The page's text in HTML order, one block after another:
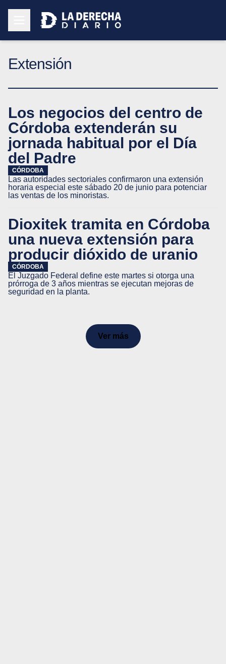
Extensión
Los negocios del centro de
Córdoba extenderán su
jornada habitual por el Día
del Padre
CÓRDOBA
Las autoridades sectoriales confirmaron una extensión
horaria especial este sábado 20 de junio para potenciar
las ventas de los minoristas.
Dioxitek tramita en Córdoba
una nueva extensión para
producir dióxido de uranio
CÓRDOBA
El Juzgado Federal define este martes si otorga una
prórroga de 3 años mientras se ejecutan mejoras de
seguridad en la planta.
Ver más